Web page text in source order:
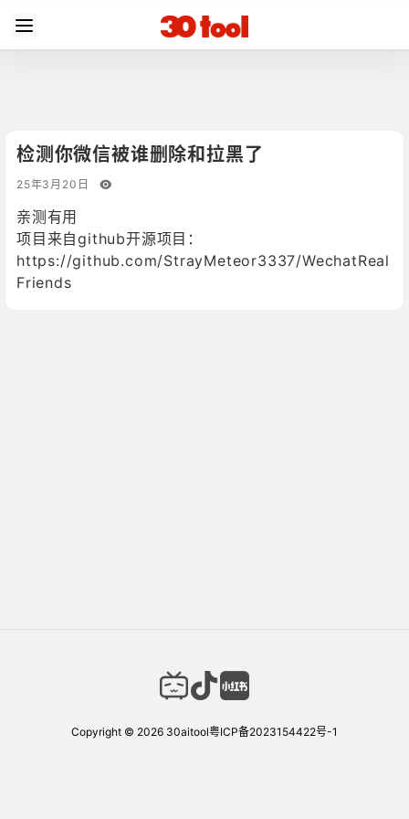
检测你微信被谁删除和拉黑了
25年3月20日
亲测有用
项目来自github开源项目：
https://github.com/StrayMeteor3337/WechatReal
Friends
Copyright © 2026 30aitool粤ICP备2023154422号-1